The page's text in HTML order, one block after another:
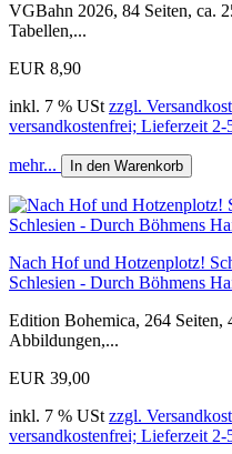
VGBahn 2026, 84 Seiten, ca.
Tabellen,...
EUR 8,90
inkl. 7 % USt zzgl.
versandkostenfrei; Lieferzeit
mehr... In den Warenkorb
Nach Hof und Hotzenplotz!
Schlesien - Durch Böhmens
Edition Bohemica, 264
Abbildungen,...
EUR 39,00
inkl. 7 % USt zzgl.
versandkostenfrei; Lieferzeit